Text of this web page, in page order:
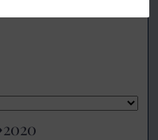
2020